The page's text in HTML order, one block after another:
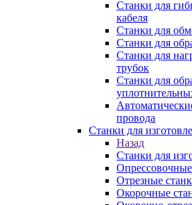
Станки для
кабеля
Станки для
Станки для
Станки для
трубок
Станки для
провода
Станки для
Назад
Станки для
Отрезные
Окорочные